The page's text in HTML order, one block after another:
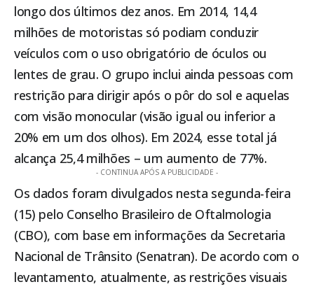
longo dos últimos dez anos. Em 2014, 14,4
milhões de motoristas só podiam conduzir
veículos com o uso obrigatório de óculos ou
lentes de grau. O grupo inclui ainda pessoas com
restrição para dirigir após o pôr do sol e aquelas
com visão monocular (visão igual ou inferior a
20% em um dos olhos). Em 2024, esse total já
alcança 25,4 milhões – um aumento de 77%.
- CONTINUA APÓS A PUBLICIDADE -
Os dados foram divulgados nesta segunda-feira
(15) pelo Conselho Brasileiro de Oftalmologia
(CBO), com base em informações da Secretaria
Nacional de Trânsito (Senatran). De acordo com o
levantamento, atualmente, as restrições visuais